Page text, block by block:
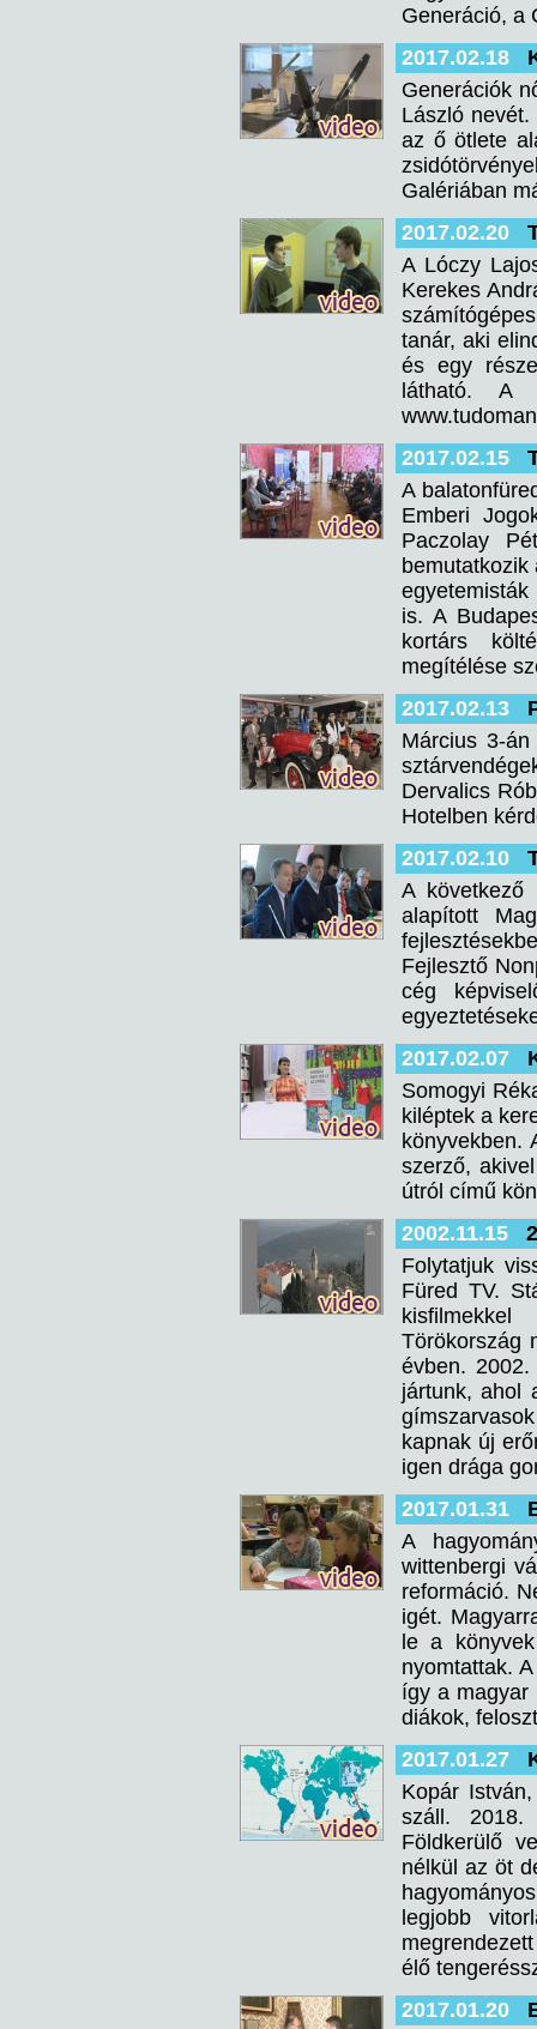
Generáció, a
2017.02.18
Generációk
László
az ő ötlete
Galériában
2017.02.20
A Lóczy
Kerekes
tanár, aki
és egy
látható. A
2017.02.15
A
Emberi
Paczolay
is. A
kortárs
megítélése
2017.02.13
Március 3-
Dervalics
Hotelben
2017.02.10
A következő
alapított
Fejlesztő
cég
2017.02.07
Somogyi
kiléptek a
könyvekben.
szerző,
útról című
2002.11.15
Folytatjuk
Füred TV.
kisfilmekkel
Törökország
évben.
jártunk, ahol
kapnak új
igen drága
2017.01.31
A
wittenbergi
reformáció.
igét.
le a
nyomtattak.
így a magyar
diákok,
2017.01.27
Kopár
száll. 2018.
Földkerülő
nélkül az öt
legjobb
élő
2017.01.20